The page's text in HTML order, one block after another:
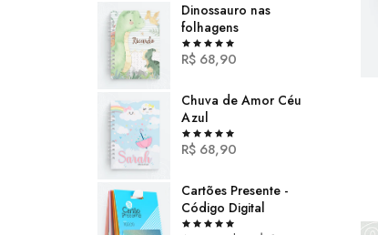
Dinossauro nas
folhagens
R$ 68,90
Chuva de Amor Céu
Azul
R$ 68,90
Cartões Presente -
Código Digital